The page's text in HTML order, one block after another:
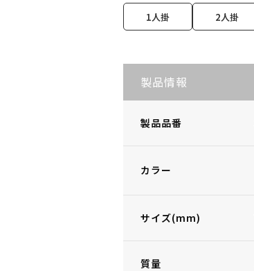
1人掛 2人掛
製品情報
製品品番
カラー
サイズ(mm)
質量